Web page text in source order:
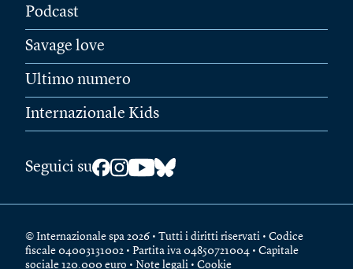
Podcast
Savage love
Ultimo numero
Internazionale Kids
Seguici su
© Internazionale spa 2026 • Tutti i diritti riservati • Codice
fiscale 04003131002 • Partita iva 04850721004 • Capitale
sociale 120.000 euro • Note legali • Cookie